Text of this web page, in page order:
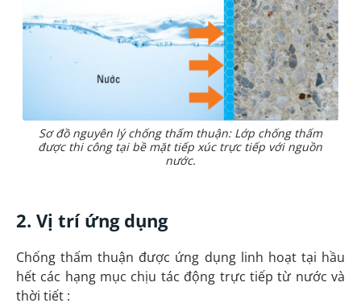
Sơ đồ nguyên lý chống thấm thuận: Lớp chống thấm
được thi công tại bề mặt tiếp xúc trực tiếp với nguồn
nước.
2. Vị trí ứng dụng
Chống thấm thuận được ứng dụng linh hoạt tại hầu
hết các hạng mục chịu tác động trực tiếp từ nước và
thời tiết :